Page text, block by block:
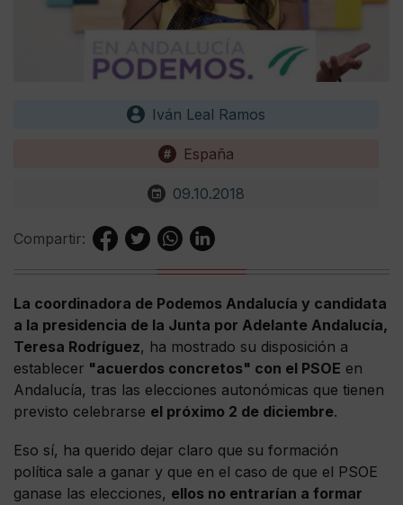
Iván Leal Ramos
España
09.10.2018
Compartir:
La coordinadora de Podemos Andalucía y candidata
a la presidencia de la Junta por Adelante Andalucía,
Teresa Rodríguez, ha mostrado su disposición a
establecer "acuerdos concretos" con el PSOE en
Andalucía, tras las elecciones autonómicas que tienen
previsto celebrarse el próximo 2 de diciembre.
Eso sí, ha querido dejar claro que su formación
política sale a ganar y que en el caso de que el PSOE
ganase las elecciones, ellos no entrarían a formar